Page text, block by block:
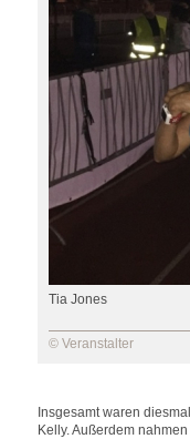
Tia Jones
© Veranstalter
Insgesamt waren
Kelly. Außerdem